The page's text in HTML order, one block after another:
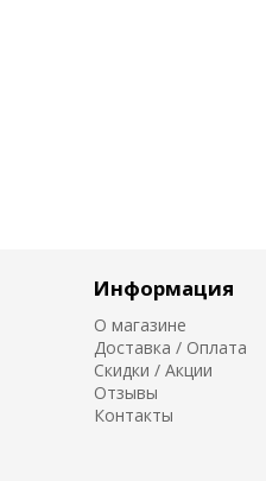
Информация
О магазине
Доставка / Оплата
Скидки / Акции
Отзывы
Контакты